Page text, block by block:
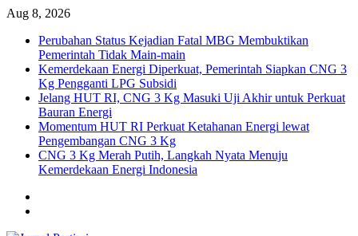
Skip
content
Aug 8, 2026
Perubahan Status Kejadian Fatal MBG Membuktikan
Pemerintah Tidak Main-main
Kemerdekaan Energi Diperkuat, Pemerintah Siapkan CNG 3
Kg Pengganti LPG Subsidi
Jelang HUT RI, CNG 3 Kg Masuki Uji Akhir untuk Perkuat
Bauran Energi
Momentum HUT RI Perkuat Ketahanan Energi lewat
Pengembangan CNG 3 Kg
CNG 3 Kg Merah Putih, Langkah Nyata Menuju
Kemerdekaan Energi Indonesia